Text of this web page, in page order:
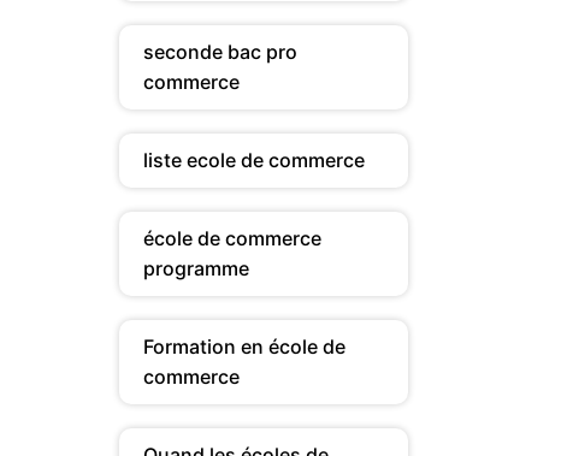
seconde bac pro
commerce
liste ecole de commerce
école de commerce
programme
Formation en école de
commerce